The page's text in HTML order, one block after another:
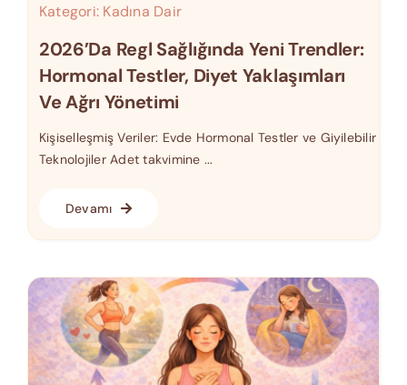
Kategori: Kadına Dair
2026’da Regl Sağlığında Yeni Trendler:
Hormonal Testler, Diyet Yaklaşımları
Ve Ağrı Yönetimi
Kişiselleşmiş Veriler: Evde Hormonal Testler ve Giyilebilir
Teknolojiler Adet takvimine ...
Devamı